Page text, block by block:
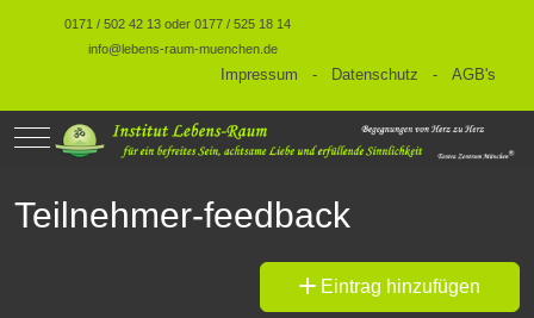
0171 / 502 42 13 oder 0177 / 525 18 14
info@lebens-raum-muenchen.de
Impressum - Datenschutz - AGB's
Mobile Menu Toggle
Teilnehmer-feedback
Eintrag hinzufügen